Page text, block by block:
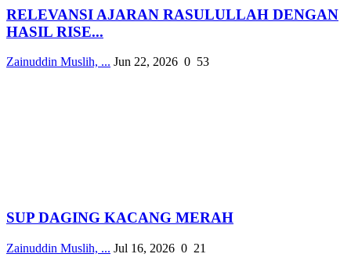
RELEVANSI AJARAN RASULULLAH DENGAN
HASIL RISE...
Zainuddin Muslih, ... Jun 22, 2026 0 53
SUP DAGING KACANG MERAH
Zainuddin Muslih, ... Jul 16, 2026 0 21